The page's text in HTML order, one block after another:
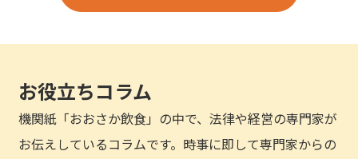
お役立ちコラム
機関紙「おおさか飲食」の中で、法律や経営の専門家が
お伝えしているコラムです。時事に即して専門家からの